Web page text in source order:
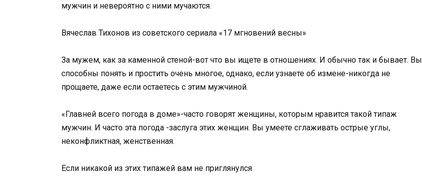
мужчин и невероятно с ними мучаются.
Вячеслав Тихонов из советского сериала «17 мгновений весны»
За мужем, как за каменной стеной-вот что вы ищете в отношениях. И обычно так и бывает. Вы
способны понять и простить очень многое, однако, если узнаете об измене-никогда не
прощаете, даже если остаетесь с этим мужчиной.
«Главней всего погода в доме»-часто говорят женщины, которым нравится такой типаж
мужчин. И часто эта погода -заслуга этих женщин. Вы умеете сглаживать острые углы,
неконфликтная, женственная.
Если никакой из этих типажей вам не приглянулся